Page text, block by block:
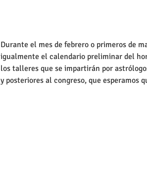
Durante el mes de febrero o primeros de
igualmente el calendario preliminar del
los talleres que se impartirán por
y posteriores al congreso, que esperamos